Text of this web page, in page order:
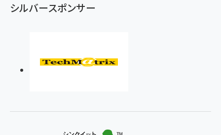
シルバースポンサー